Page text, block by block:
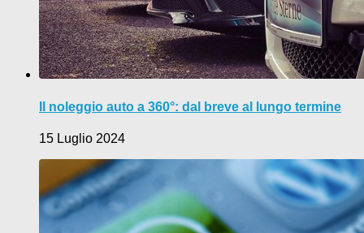
Il noleggio auto a 360°: dal breve al lungo termine
15 Luglio 2024